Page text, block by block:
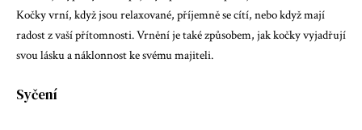
Kočky vrní, když jsou relaxované, příjemně se cítí, nebo když mají
radost z vaší přítomnosti. Vrnění je také způsobem, jak kočky vyjadřují
svou lásku a náklonnost ke svému majiteli.
Syčení